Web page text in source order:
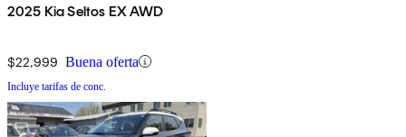
2025 Kia Seltos EX AWD
$22,999 Buena oferta
Incluye tarifas de conc.